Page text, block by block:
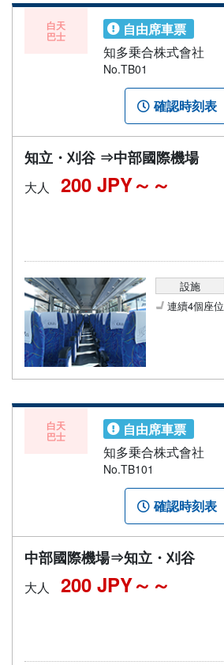
白天
巴士
自由席車票
知多乗合株式會社
No.TB01
確認時刻表
知立・刈谷 ⇒中部國際機場
大人 200 JPY～
設施
連續4個座位
白天
巴士
自由席車票
知多乗合株式會社
No.TB101
確認時刻表
中部國際機場⇒知立・刈谷
大人 200 JPY～